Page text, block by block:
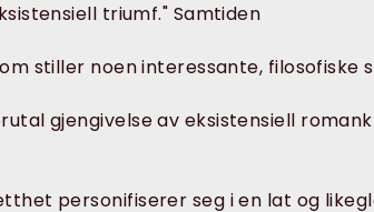
triumf." Samtiden
stiller noen interessante, filosofiske
gjengivelse av eksistensiell
personifiserer seg i en lat og